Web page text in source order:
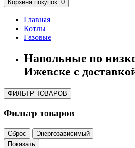
Корзинапокупок: 0
Главная
Котлы
Газовые
Напольные по
Ижевске с
ФИЛЬТР ТОВАРОВ
Фильтр товаров
Сброс
Энергозависимый
Показать